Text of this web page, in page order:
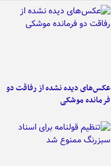
عکس‌های دیده نشده از رفاقت دو
فرمانده‌ موشکی